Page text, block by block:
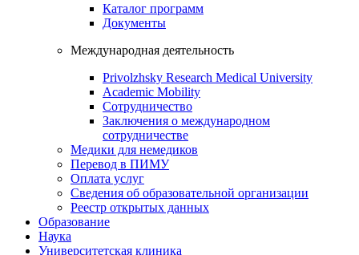
Каталог программ
Документы
Международная деятельность
Privolzhsky Research Medical University
Academic Mobility
Сотрудничество
Заключения о международном
сотрудничестве
Медики для немедиков
Перевод в ПИМУ
Оплата услуг
Сведения об образовательной организации
Реестр открытых данных
Образование
Наука
Университетская клиника